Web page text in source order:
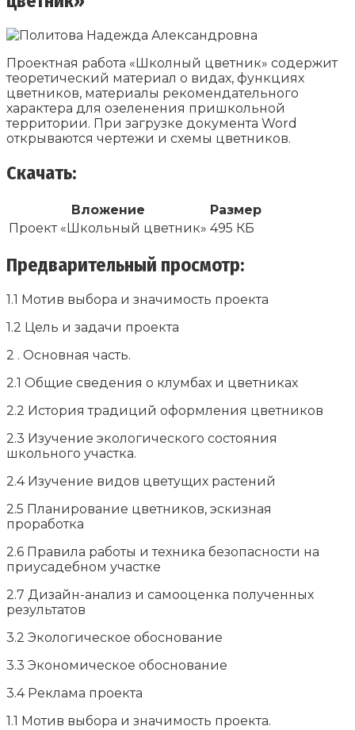
Проектная работа «Школный цветник» содержит
теоретический материал о видах, функциях
цветников, материалы рекомендательного
характера для озеленения пришкольной
территории. При загрузке документа Word
открываются чертежи и схемы цветников.
Скачать:
Вложение
Размер
Проект «Школьный цветник» 495 КБ
Предварительный просмотр:
1.1 Мотив выбора и значимость проекта
1.2 Цель и задачи проекта
2 . Основная часть.
2.1 Общие сведения о клумбах и цветниках
2.2 История традиций оформления цветников
2.3 Изучение экологического состояния
школьного участка.
2.4 Изучение видов цветущих растений
2.5 Планирование цветников, эскизная
проработка
2.6 Правила работы и техника безопасности на
приусадебном участке
2.7 Дизайн-анализ и самооценка полученных
результатов
3.2 Экологическое обоснование
3.3 Экономическое обоснование
3.4 Реклама проекта
1.1 Мотив выбора и значимость проекта.